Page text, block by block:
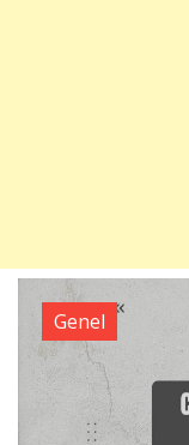
Genel